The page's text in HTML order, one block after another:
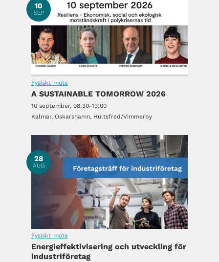
10
SEP
Fysiskt möte
A SUSTAINABLE TOMORROW 2026
10 september, 08:30-13:00
Kalmar, Oskarshamn, Hultsfred/Vimmerby
28
AUG
Fysiskt möte
Energieffektivisering och utveckling för
industriföretag